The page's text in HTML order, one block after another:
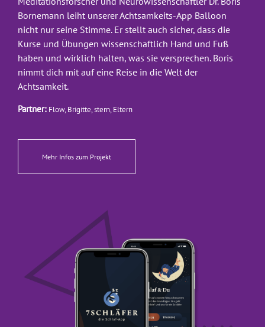
Bornemann leiht unserer Achtsamkeits-App Balloon
nicht nur seine Stimme. Er stellt auch sicher, dass die
Kurse und Übungen wissenschaftlich Hand und Fuß
haben und wirklich halten, was sie versprechen. Boris
nimmt dich mit auf eine Reise in die Welt der
Achtsamkeit.
Partner: Flow, Brigitte, stern, Eltern
Mehr Infos zum Projekt